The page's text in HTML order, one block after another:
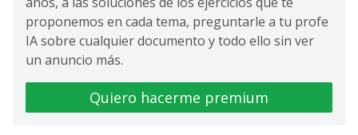
proponemos en cada tema, preguntarle a tu profe
IA sobre cualquier documento y todo ello sin ver
un anuncio más.
Quiero hacerme premium